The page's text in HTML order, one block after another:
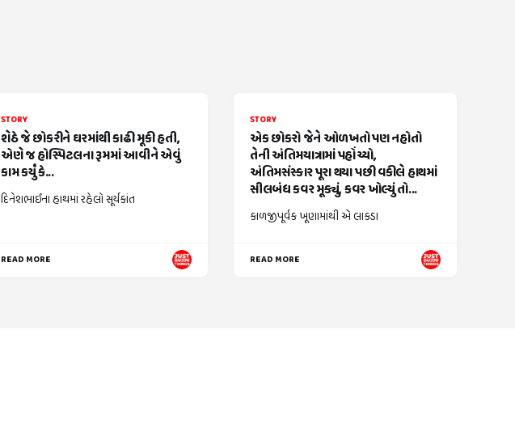
STORY
શેઠે જે છોકરીને ઘરમાંથી કાઢી મૂકી હતી,
એણે જ હોસ્પિટલના રૂમમાં આવીને એવું
કામ કર્યું કે...
દિનેશભાઈના હાથમાં રહેલો સૂર્યકાંત
READ MORE
STORY
એક છોકરો જેને ઓળખતો પણ નહોતો
તેની અંતિમયાત્રામાં પહોંચ્યો,
અંતિમસંસ્કાર પૂરા થયા પછી વકીલે હાથમાં
સીલબંધ કવર મૂક્યું, કવર ખોલ્યું તો...
કાળજીપૂર્વક ખૂણામાંથી એ લાકડા
READ MORE